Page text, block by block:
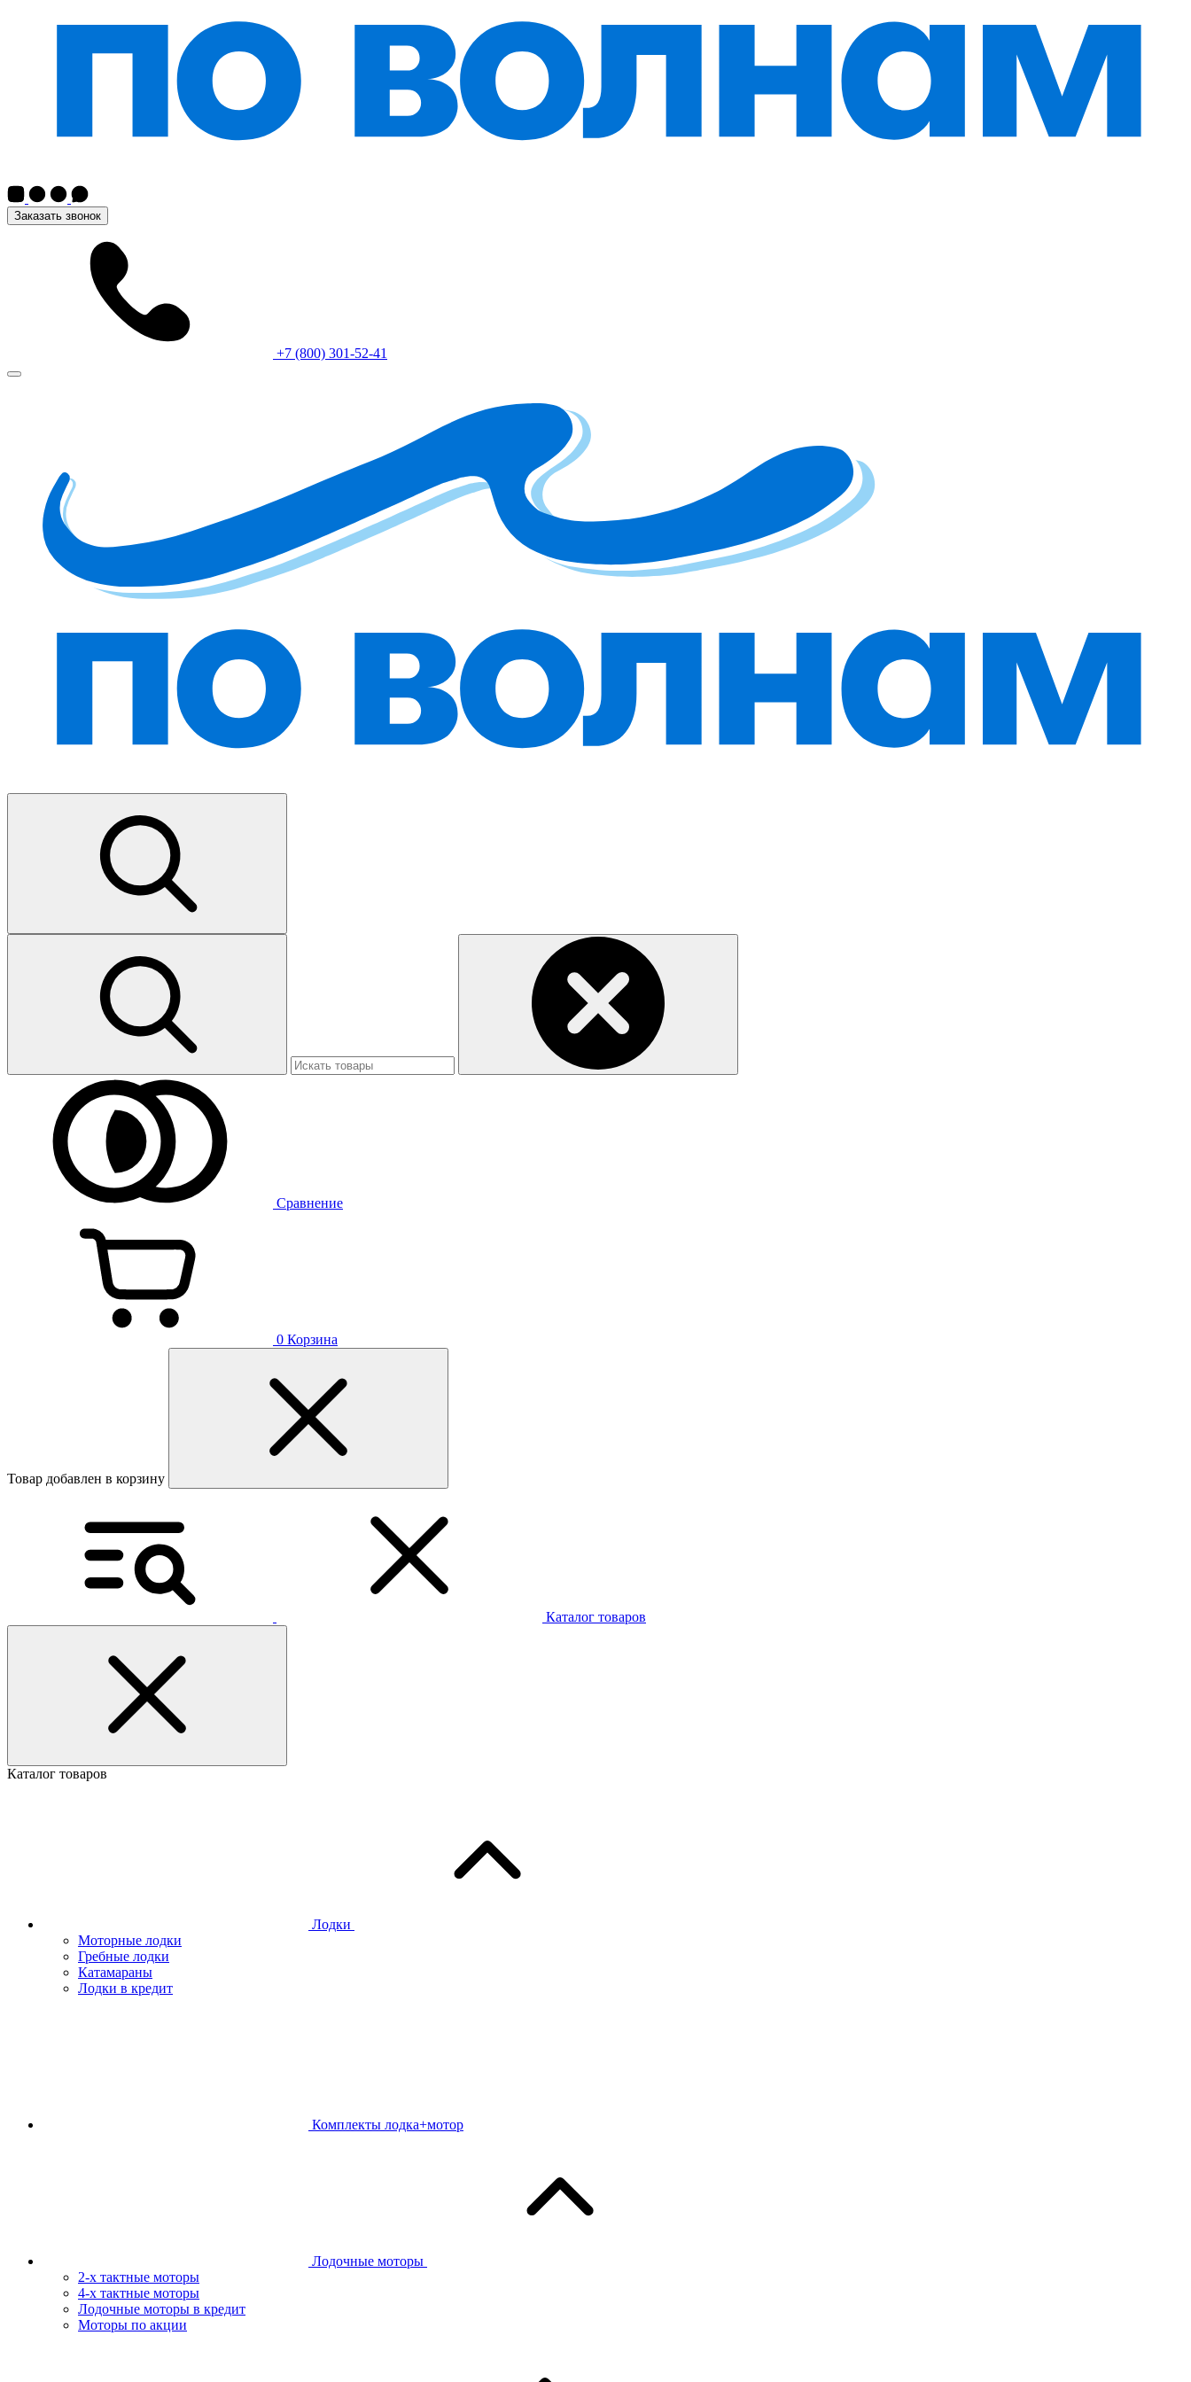
Заказать звонок
+7 (800) 301-52-41
Сравнение
0 Корзина
Товар добавлен в корзину
Каталог товаров
Каталог товаров
Лодки
Моторные лодки
Гребные лодки
Катамараны
Лодки в кредит
Комплекты лодка+мотор
Лодочные моторы
2-х тактные моторы
4-х тактные моторы
Лодочные моторы в кредит
Моторы по акции